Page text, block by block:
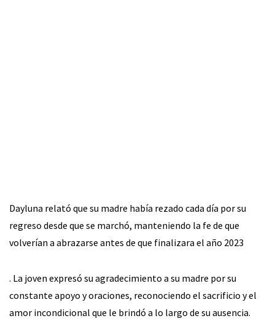
Dayluna relató que su madre había rezado cada día por su
regreso desde que se marchó, manteniendo la fe de que
volverían a abrazarse antes de que finalizara el año 2023
. La joven expresó su agradecimiento a su madre por su
constante apoyo y oraciones, reconociendo el sacrificio y el
amor incondicional que le brindó a lo largo de su ausencia.